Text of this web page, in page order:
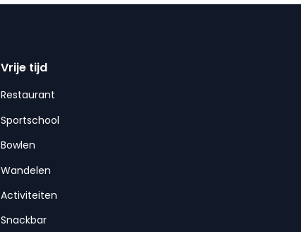
Vrije tijd
Restaurant
Sportschool
Bowlen
Wandelen
Activiteiten
Snackbar